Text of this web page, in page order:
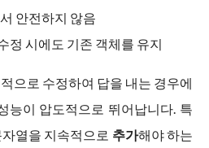
안전하지 않음
정 시에도 기존 객체를 유지
으로 수정하여 답을 내는 경우에
능이 압도적으로 뛰어납니다. 특
열을 지속적으로 추가해야 하는